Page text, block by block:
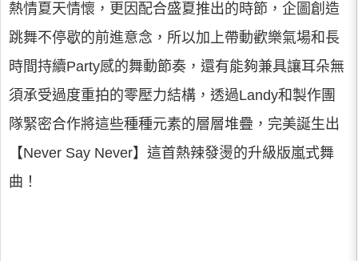
熱情夏天情懷，更因配合盛夏推出的時節，企圖創造
跳舞不停歇的前進意念，所以加上帶動歡樂氣場和長
時間持續Party感的舞動節奏，還有能夠兼具讓耳朵無
須承受過度重拍的零壓力結構，透過Landy和製作團
隊緊密合作將這些種種元素的層層堆疊，完美誕生出
【Never Say Never】這首熱辣發燙的升級版嵐式舞
曲！